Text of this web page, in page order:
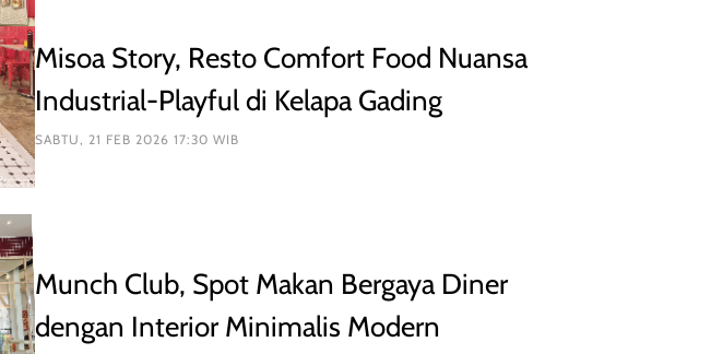
Misoa Story, Resto Comfort Food Nuansa
Industrial-Playful di Kelapa Gading
SABTU, 21 FEB 2026 17:30 WIB
Munch Club, Spot Makan Bergaya Diner
dengan Interior Minimalis Modern